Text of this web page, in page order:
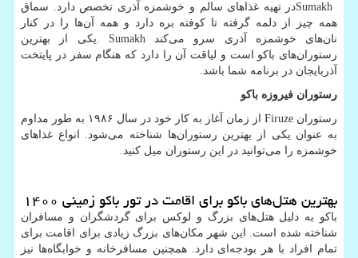
Sumakhدر تهیه غذاهای سالم و خوشمزه آذری تخصص دارد. سماق
همه چیز از دلمه گرفته تا کوفته بره دارد و همه آن‌ها را در کنار
نان‌های خوشمزه آذری سرو می‌کند . Sumakhیکی از بهترین
رستوران‌های باکو است و لیاقت آن را دارد که هنگام سفر در پایتخت
آذربایجان در برنامه شما باشد.
رستوران فیروزه باکو
رستوران Firuze
از زمان آغاز به کار خود در سال ۱۹۸۶ به طور مداوم
به عنوان یکی از بهترین رستوران‌ها شناخته می‌شود. انواع غذاهای
خوشمزه را می‌توانید در این رستوران میل کنید.
بهترین هتل‌های باکو برای اقامت در تور باکو زمینی ۱۴۰۰
باکو به دلیل هتل‌های بزرگ و لوکس برای گردشگران و مسافران
شناخته شده است. این شهر مکان‌های بزرگ زیادی برای اقامت برای
تمام افراد با هر بودجه‌ای دارد. همچنین مسافرخانه و خوابگاه‌ها نیز